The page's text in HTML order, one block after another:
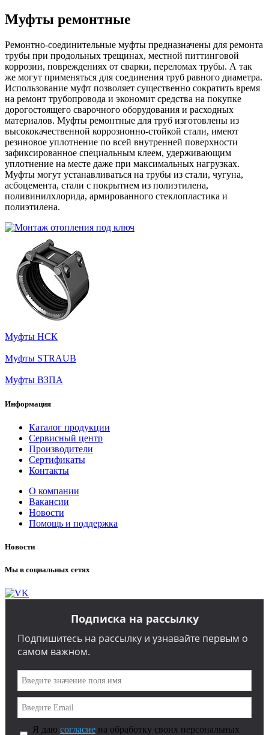
Муфты ремонтные
Ремонтно-соединительные муфты предназначены для ремонта
трубы при продольных трещинах, местной питтинговой
коррозии, повреждениях от сварки, переломах трубы. А так
же могут применяться для соединения труб равного диаметра.
Использование муфт позволяет существенно сократить время
на ремонт трубопровода и экономит средства на покупке
дорогостоящего сварочного оборудования и расходных
материалов. Муфты ремонтные для труб изготовлены из
высококачественной коррозионно-стойкой стали, имеют
резиновое уплотнение по всей внутренней поверхности
зафиксированное специальным клеем, удерживающим
уплотнение на месте даже при максимальных нагрузках.
Муфты могут устанавливаться на трубы из стали, чугуна,
асбоцемента, стали с покрытием из полиэтилена,
поливинилхлорида, армированного стеклопластика и
полиэтилена.
Муфты НСК
Муфты STRAUB
Муфты ВЗПА
Информация
Каталог продукции
Сервисный центр
Производители
Сертификаты
Контакты
О компании
Вакансии
Новости
Помощь и поддержка
Новости
Мы в социальных сетях
Подписка на рассылку
Подпишитесь на рассылку и узнавайте первым о
самом важном.
Я даю согласие на обработку своих персональных